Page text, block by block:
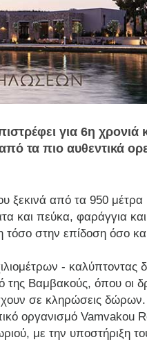
για 6η χρονιά
τα πιο αυθεντικά
από τα 950 μέτρα
και πεύκα, φαράγγια και
τόσο στην επίδοση όσο
- καλύπτοντας
της Βαμβακούς, όπου οι
σε κληρώσεις δώρων.
οργανισμό Vamvakou
με την υποστήριξη